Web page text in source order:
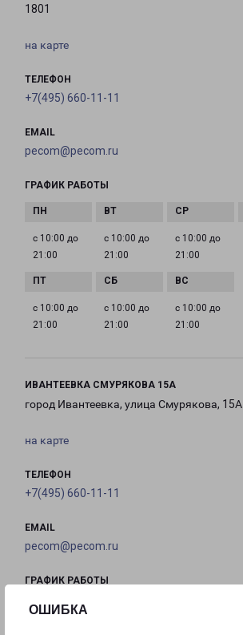
ОШИБКА
1801
на карте
ТЕЛЕФОН
+7(495) 660-11-11
EMAIL
pecom@pecom.ru
ГРАФИК РАБОТЫ
с 10:00 до
21:00
с 10:00 до
21:00
с 10:00 до
21:00
с 10:00 до
21:00
с 10:00 до
21:00
с 10:00 до
21:00
ИВАНТЕЕВКА СМУРЯКОВА 15А
город Ивантеевка, улица Смурякова, 15А
на карте
ТЕЛЕФОН
+7(495) 660-11-11
EMAIL
pecom@pecom.ru
ГРАФИК РАБОТЫ